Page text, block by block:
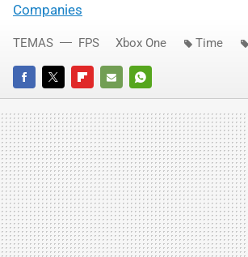
Companies
FACEBOOKTWITTERFLIPBOARD
E-
MAIL
WHATSAPP
TEMAS FPS Xbox One Time